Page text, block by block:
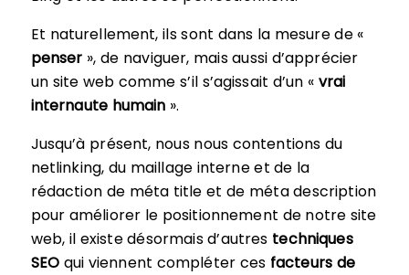
Et naturellement, ils sont dans la mesure de «
penser », de naviguer, mais aussi d’apprécier
un site web comme s’il s’agissait d’un « vrai
internaute humain ».
Jusqu’à présent, nous nous contentions du
netlinking, du maillage interne et de la
rédaction de méta title et de méta description
pour améliorer le positionnement de notre site
web, il existe désormais d’autres techniques
SEO qui viennent compléter ces facteurs de